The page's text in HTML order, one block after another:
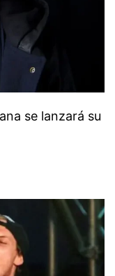
se lanzará su